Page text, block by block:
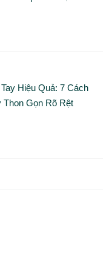
Hiệu Quả: 7 Cách
Thon Gọn Rõ Rệt